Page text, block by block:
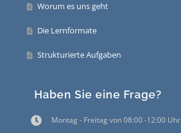
Worum es uns geht
Die Lernformate
Strukturierte Aufgaben
Haben Sie eine Frage?
Montag - Freitag von 08:00 -12:00 Uhr